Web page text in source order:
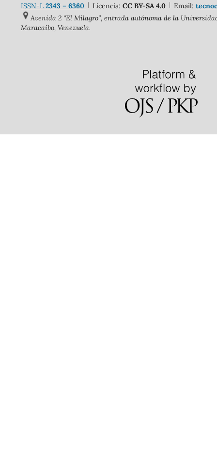
ISSN-L2343 – 6360 Licencia: CC BY-SA 4.0 Email:
Avenida 2 “El Milagro”, entrada autónoma de la
Maracaibo, Venezuela.